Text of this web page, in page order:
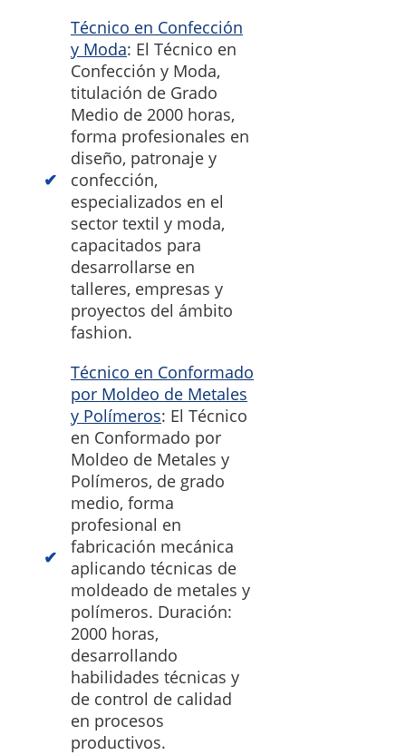
Técnico en Confección
y Moda: El Técnico en
Confección y Moda,
titulación de Grado
Medio de 2000 horas,
forma profesionales en
diseño, patronaje y
confección,
especializados en el
sector textil y moda,
capacitados para
desarrollarse en
talleres, empresas y
proyectos del ámbito
fashion.
Técnico en Conformado
por Moldeo de Metales
y Polímeros: El Técnico
en Conformado por
Moldeo de Metales y
Polímeros, de grado
medio, forma
profesional en
fabricación mecánica
aplicando técnicas de
moldeado de metales y
polímeros. Duración:
2000 horas,
desarrollando
habilidades técnicas y
de control de calidad
en procesos
productivos.